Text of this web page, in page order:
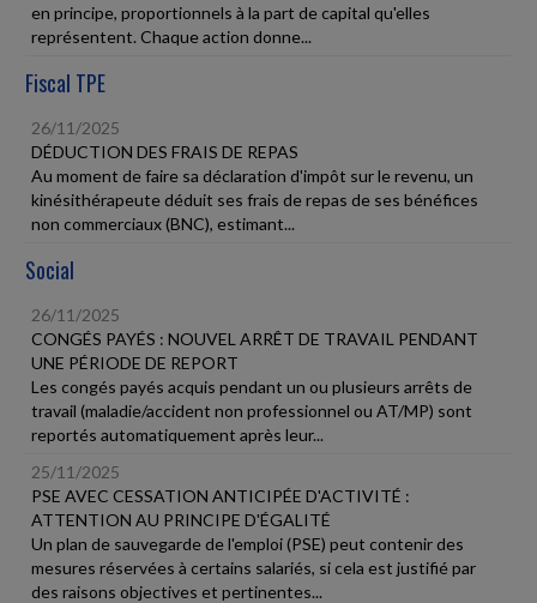
en principe, proportionnels à la part de capital qu'elles
représentent. Chaque action donne...
Fiscal TPE
26/11/2025
DÉDUCTION DES FRAIS DE REPAS
Au moment de faire sa déclaration d'impôt sur le revenu, un
kinésithérapeute déduit ses frais de repas de ses bénéfices
non commerciaux (BNC), estimant...
Social
26/11/2025
CONGÉS PAYÉS : NOUVEL ARRÊT DE TRAVAIL PENDANT
UNE PÉRIODE DE REPORT
Les congés payés acquis pendant un ou plusieurs arrêts de
travail (maladie/accident non professionnel ou AT/MP) sont
reportés automatiquement après leur...
25/11/2025
PSE AVEC CESSATION ANTICIPÉE D'ACTIVITÉ :
ATTENTION AU PRINCIPE D'ÉGALITÉ
Un plan de sauvegarde de l'emploi (PSE) peut contenir des
mesures réservées à certains salariés, si cela est justifié par
des raisons objectives et pertinentes...